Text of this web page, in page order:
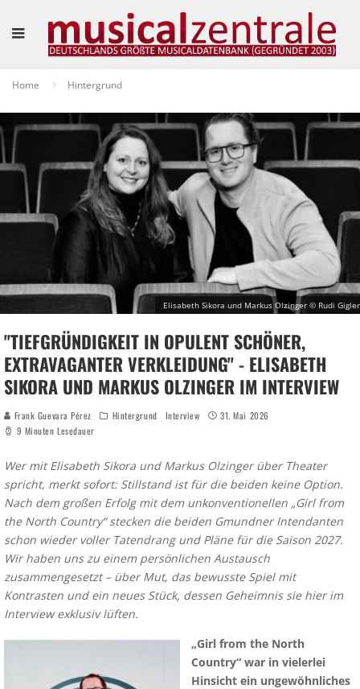
Home Hintergrund
Elisabeth Sikora und Markus Olzinger © Rudi Gigler
"TIEFGRÜNDIGKEIT IN OPULENT SCHÖNER,
EXTRAVAGANTER VERKLEIDUNG" - ELISABETH
SIKORA UND MARKUS OLZINGER IM INTERVIEW
Frank Guevara Pérez Hintergrund Interview
31. Mai 2026
9 Minuten Lesedauer
Wer mit Elisabeth Sikora und Markus Olzinger über Theater
spricht, merkt sofort: Stillstand ist für die beiden keine Option.
Nach dem großen Erfolg mit dem unkonventionellen „Girl from
the North Country“ stecken die beiden Gmundner Intendanten
schon wieder voller Tatendrang und Pläne für die Saison 2027.
Wir haben uns zu einem persönlichen Austausch
zusammengesetzt – über Mut, das bewusste Spiel mit
Kontrasten und ein neues Stück, dessen Geheimnis sie hier im
Interview exklusiv lüften.
„Girl from the North
Country“ war in vielerlei
Hinsicht ein ungewöhnliches